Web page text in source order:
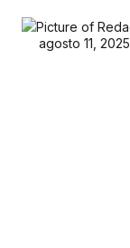
agosto 11, 2025